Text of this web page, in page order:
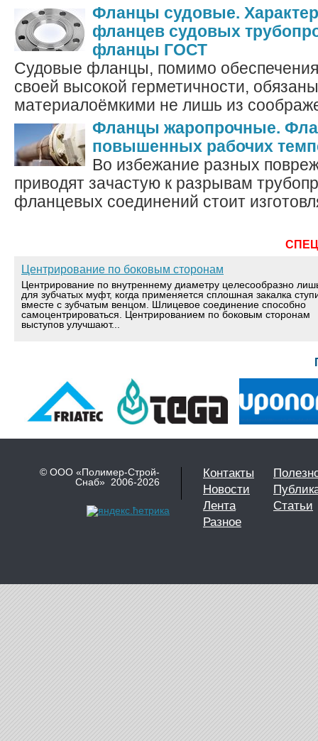
Фланцы судовые.
фланцев судовых
фланцы ГОСТ
Судовые фланцы, помимо
своей высокой герметичности,
материалоёмкими не лишь из
Фланцы жаропрочные.
повышенных рабочих
Во избежание разных
приводят зачастую к разрывам
фланцевых соединений стоит
Центрирование по боковым сторонам
Центрирование по внутреннему диаметру целесообразно
для зубчатых муфт, когда применяется сплошная закалка
вместе с зубчатым венцом. Шлицевое соединение способно
самоцентрироваться. Центрированием по боковым сторонам
выступов улучшают...
© ООО «Полимер-Строй-
Снаб» 2006-2026
Контакты
Новости
Лента
Статьи
Разное